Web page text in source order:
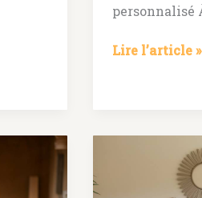
personnalisé
Bureau
Lire l’article »